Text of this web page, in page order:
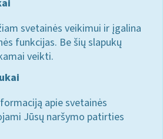
svetainės veikimui ir įgalina
funkcijas. Be šių slapukų
veikti.
apie svetainės
Jūsų naršymo patirties